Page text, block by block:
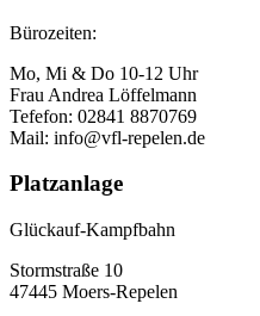
Bürozeiten:
Mo, Mi & Do 10-12 Uhr
Frau Andrea Löffelmann
Tefefon: 02841 8870769
Mail: info@vfl-repelen.de
Platzanlage
Glückauf-Kampfbahn
Stormstraße 10
47445 Moers-Repelen